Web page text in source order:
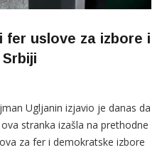
fer uslove za izbore i
Ugljanin izjavio je danas da
stranka izašla na prethodne
za fer i demokratske izbore